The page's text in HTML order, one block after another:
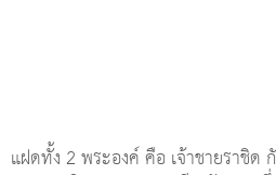
แฝดทั้ง 2 พระองค์ คือ เจ้าชายราชิด